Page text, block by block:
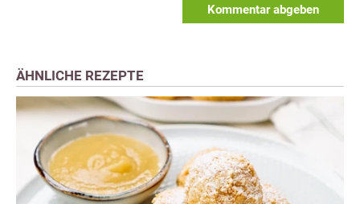
Kommentar abgeben
ÄHNLICHE REZEPTE